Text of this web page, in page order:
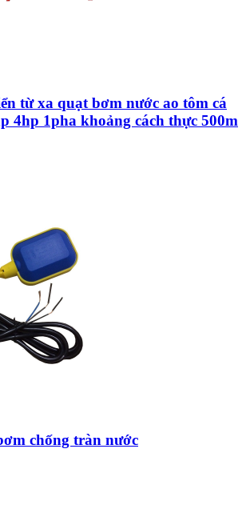
từ xa quạt bơm nước ao tôm cá
4hp 1pha khoảng cách thực 500m
chống tràn nước